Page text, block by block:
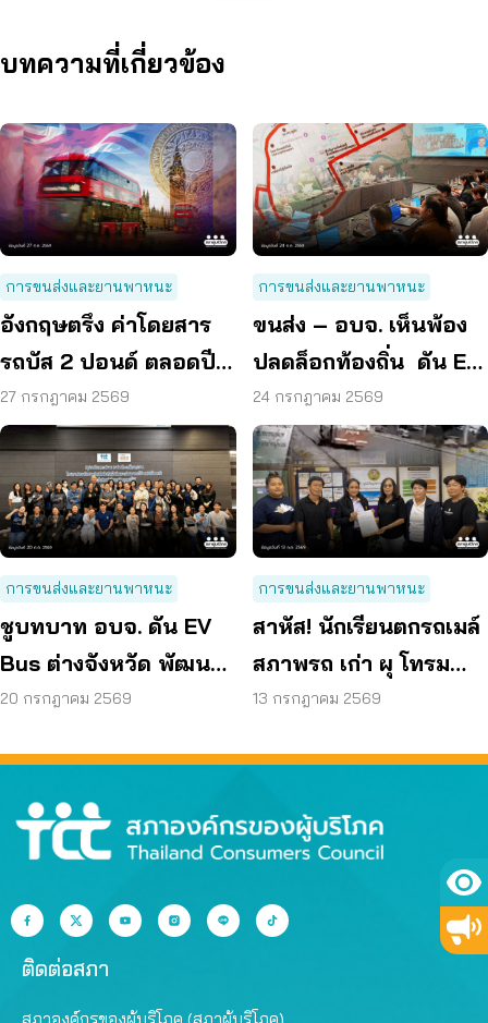
บทความที่เกี่ยวข้อง
การขนส่งและยานพาหนะ
อังกฤษตรึง ค่าโดยสาร
รถบัส 2 ปอนด์ ตลอดปี
70 ลดค่าครองชีพ
27 กรกฎาคม 2569
การขนส่งและยานพาหนะ
ขนส่ง – อบจ. เห็นพ้อง
ปลดล็อกท้องถิ่น ดัน EV
Bus อยุธยา
24 กรกฎาคม 2569
การขนส่งและยานพาหนะ
ชูบทบาท อบจ. ดัน EV
Bus ต่างจังหวัด พัฒนา
ขนส่งสาธารณะไร้รอย
20 กรกฎาคม 2569
การขนส่งและยานพาหนะ
สาหัส! นักเรียนตกรถเมล์
สภาพรถ เก่า ผุ โทรม
ถามหามาตรฐานรถ
13 กรกฎาคม 2569
ติดต่อสภา